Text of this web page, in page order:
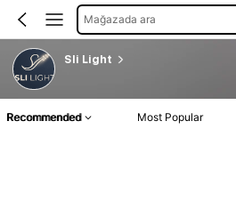
Mağazada ara
Sli Light
Recommended Most Popular